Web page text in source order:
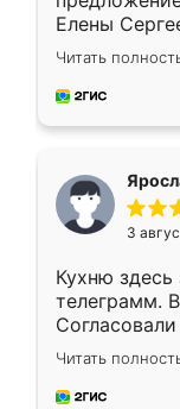
Елены
короткие
для замера
предложил
Читать
3
Кухню здесь
телеграмм.
недели
довольны
мебель за
Читать